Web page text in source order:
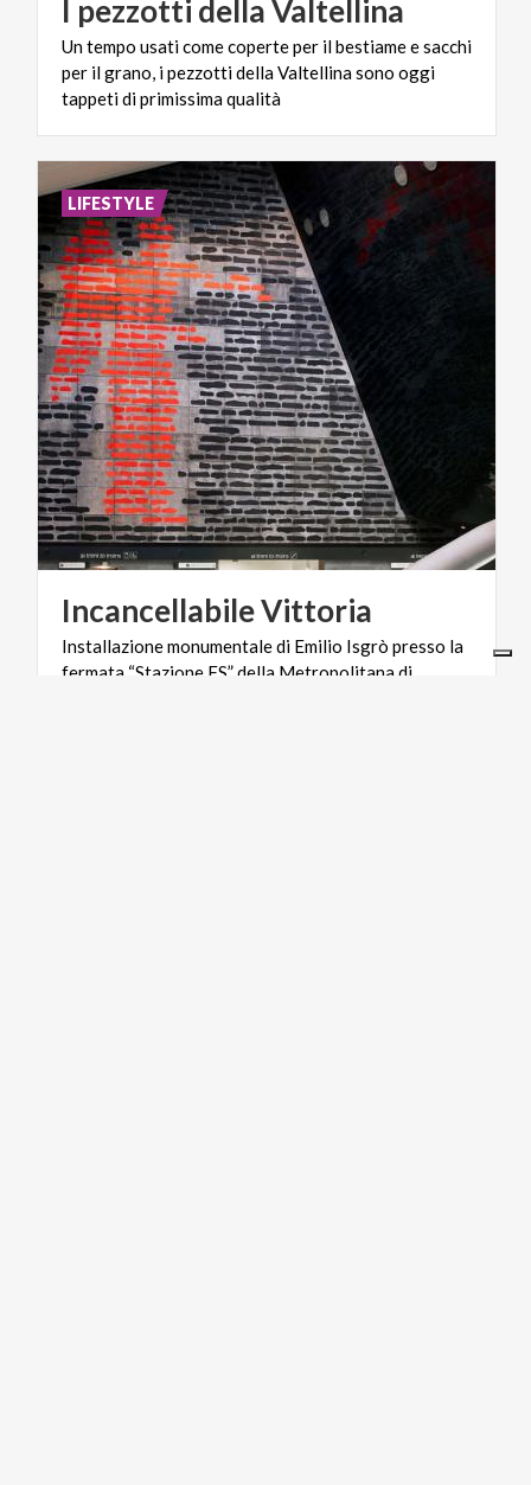
I pezzotti dellaValtellina
Un tempo usati come coperte per il bestiame e sacchi
per il grano, i pezzotti della Valtellina sono oggi
tappeti di primissima qualità
IncancellabileVittoria
Installazione monumentale di Emilio Isgrò presso la
fermata “Stazione FS” della Metropolitana di
LIFESTYLE